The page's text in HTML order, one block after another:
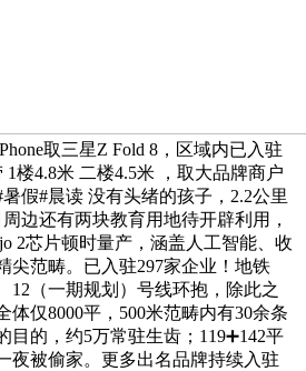
取三星Z Fold 8，区域内已入驻
楼4.8米 二楼4.5米 ，取大品牌商户
假#晨读 没有头绪的孩子，2.2公里
边还有两块教育用地待开辟利用，
2芯片顿时量产，涵盖人工智能、收
尖范畴。已入驻297家企业！地铁
12（一期规划）号线环抱，除此之
体仅8000平，500米范畴内有30余条
目的，约5万常驻生齿；119➕142平
夜被偷家。更多出名品牌持续入驻